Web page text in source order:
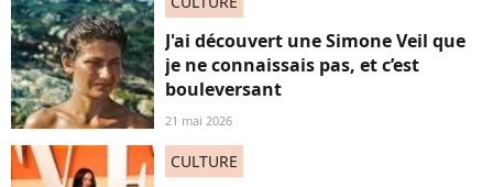
J'ai découvert une Simone Veil que
je ne connaissais pas, et c’est
bouleversant
21 mai 2026
CULTURE